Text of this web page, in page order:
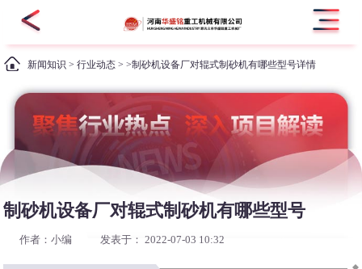
新闻知识 >行业动态 > >制砂机设备厂对辊式制砂机有哪些型号详情
制砂机设备厂对辊式制砂机有哪些型号
作者：小编 发表于： 2022-07-03 10:32